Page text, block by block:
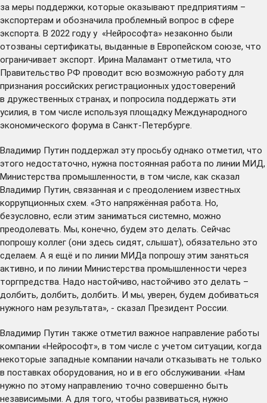
за меры поддержки, которые оказывают предприятиям –
экспортерам и обозначила проблемный вопрос в сфере
экспорта. В 2022 году у «Нейрософта» незаконно были
отозваны сертификаты, выданные в Европейском союзе, что
ограничивает экспорт. Ирина Маламант отметила, что
Правительство РФ проводит всю возможную работу для
признания российских регистрационных удостоверений
в дружественных странах, и попросила поддержать эти
усилия, в том числе используя площадку Международного
экономического форума в Санкт-Петербурге.
Владимир Путин поддержал эту просьбу однако отметил, что
этого недостаточно, нужна постоянная работа по линии МИД,
Министерства промышленности, в том числе, как сказал
Владимир Путин, связанная и с преодолением известных
коррупционных схем. «Это напряжённая работа. Но,
безусловно, если этим заниматься системно, можно
преодолевать. Мы, конечно, будем это делать. Сейчас
попрошу коллег (они здесь сидят, слышат), обязательно это
сделаем. А я ещё и по линии МИДа попрошу этим заняться
активно, и по линии Министерства промышленности через
торгпредства. Надо настойчиво, настойчиво это делать –
долбить, долбить, долбить. И мы, уверен, будем добиваться
нужного нам результата», - сказал Президент России.
Владимир Путин также отметил важное направление работы
компании «Нейрософт», в том числе с учетом ситуации, когда
некоторые западные компании начали отказывать не только
в поставках оборудования, но и в его обслуживании. «Нам
нужно по этому направлению точно совершенно быть
независимыми. А для того, чтобы развиваться, нужно